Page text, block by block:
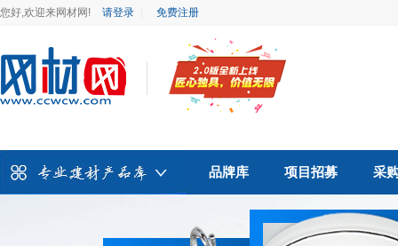
您好,欢迎来网材网! 请登录 免费注册
品牌库 项目招募 采